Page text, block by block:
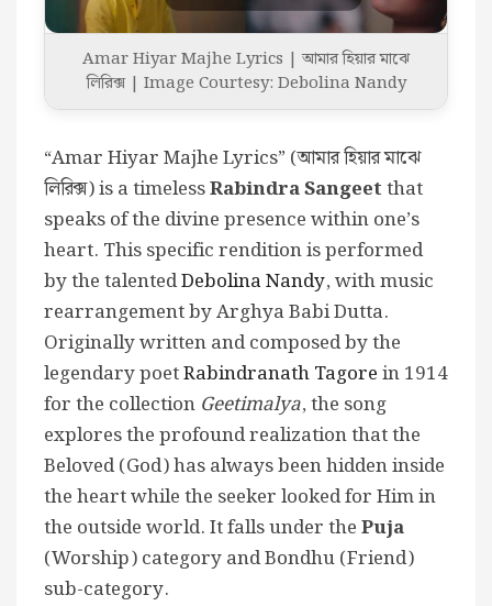
Amar Hiyar Majhe Lyrics | আমার হিয়ার মাঝে
লিরিক্স | Image Courtesy: Debolina Nandy
“Amar Hiyar Majhe Lyrics” (আমার হিয়ার মাঝে
লিরিক্স) is a timelessRabindra Sangeetthat
speaks of the divine presence within one’s
heart. This specific rendition is performed
by the talentedDebolina Nandy, with music
rearrangement by Arghya Babi Dutta.
Originally written and composed by the
legendary poetRabindranath Tagorein 1914
for the collection Geetimalya, the song
explores the profound realization that the
Beloved (God) has always been hidden inside
the heart while the seeker looked for Him in
the outside world. It falls under thePuja
(Worship) category and Bondhu (Friend)
sub-category.